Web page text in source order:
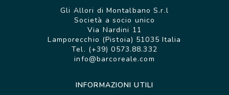
Gli Allori di Montalbano S.r.l
Società a socio unico
Via Nardini 11
Lamporecchio (Pistoia) 51035 Italia
Tel. (+39) 0573.88.332
info@barcoreale.com
INFORMAZIONI UTILI